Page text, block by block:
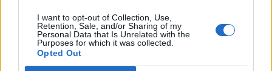
I want to opt-out of Collection, Use,
Retention, Sale, and/or Sharing of my
Personal Data that Is Unrelated with the
Purposes for which it was collected.
Opted Out